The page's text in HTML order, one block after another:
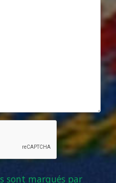
sont marqués par